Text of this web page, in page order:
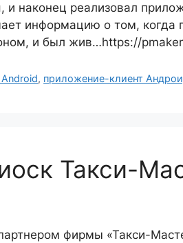
и наконец реализовал
информацию о том, когда
и был жив…https://
, приложение-клиент
Такси-
фирмы «Такси-